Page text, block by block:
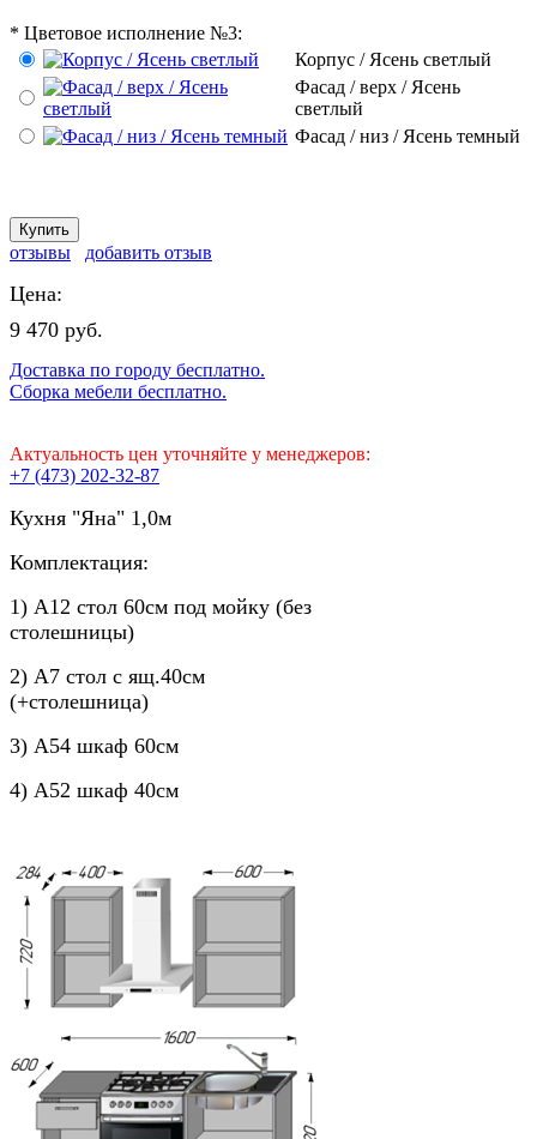
* Цветовое исполнение №3:
Корпус / Ясень светлый
Фасад / верх / Ясень
светлый
Фасад / низ / Ясень темный
отзывы добавить отзыв
Цена:
9 470 руб.
Доставка по городу бесплатно.
Сборка мебели бесплатно.
Актуальность цен уточняйте у менеджеров:
+7 (473) 202-32-87
Кухня "Яна" 1,0м
Комплектация:
1) А12 стол 60см под мойку (без
столешницы)
2) А7 стол с ящ.40см
(+столешница)
3) А54 шкаф 60см
4) А52 шкаф 40см